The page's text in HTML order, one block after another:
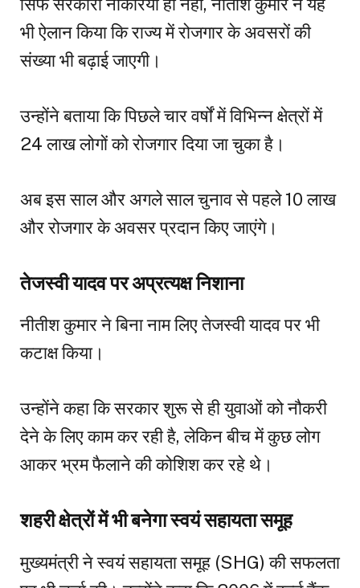
भी ऐलान किया कि राज्य में रोजगार के अवसरों की
संख्या भी बढ़ाई जाएगी।
उन्होंने बताया कि पिछले चार वर्षों में विभिन्न क्षेत्रों में
24 लाख लोगों को रोजगार दिया जा चुका है।
अब इस साल और अगले साल चुनाव से पहले 10 लाख
और रोजगार के अवसर प्रदान किए जाएंगे।
तेजस्वी यादव पर अप्रत्यक्ष निशाना
नीतीश कुमार ने बिना नाम लिए तेजस्वी यादव पर भी
कटाक्ष किया।
उन्होंने कहा कि सरकार शुरू से ही युवाओं को नौकरी
देने के लिए काम कर रही है, लेकिन बीच में कुछ लोग
आकर भ्रम फैलाने की कोशिश कर रहे थे।
शहरी क्षेत्रों में भी बनेगा स्वयं सहायता समूह
मुख्यमंत्री ने स्वयं सहायता समूह (SHG) की सफलता